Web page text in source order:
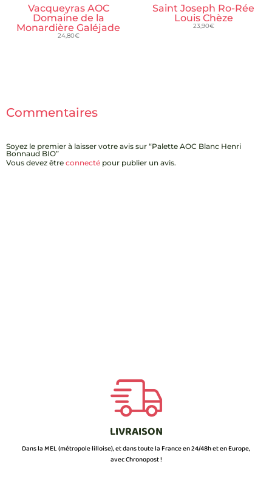
Vacqueyras AOC
Domaine de la
Monardière Galéjade
24,80€
Saint Joseph Ro-Rée
Louis Chèze
23,90€
Commentaires
Soyez le premier à laisser votre avis sur “Palette AOC Blanc Henri
Bonnaud BIO”
Vous devez être connecté pour publier un avis.
LIVRAISON
Dans la MEL (métropole lilloise), et dans toute la France en 24/48h et en Europe,
avec Chronopost !